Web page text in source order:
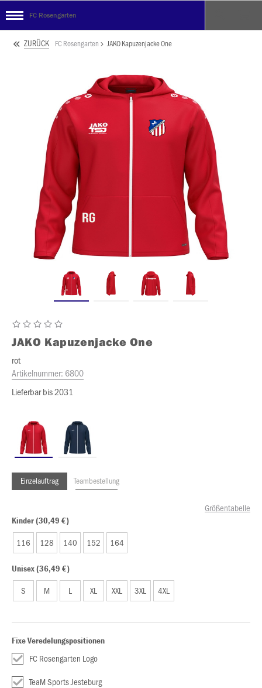
FC Rosengarten
ZURÜCK FC Rosengarten JAKO Kapuzenjacke One
JAKO Kapuzenjacke One
rot
Artikelnummer: 6800
Lieferbar bis 2031
Einzelauftrag Teambestellung
Größentabelle
Kinder (30,49 €)
116 128 140 152 164
Unisex (36,49 €)
S M L XL XXL 3XL 4XL
Fixe Veredelungspositionen
FC Rosengarten Logo
TeaM Sports Jesteburg